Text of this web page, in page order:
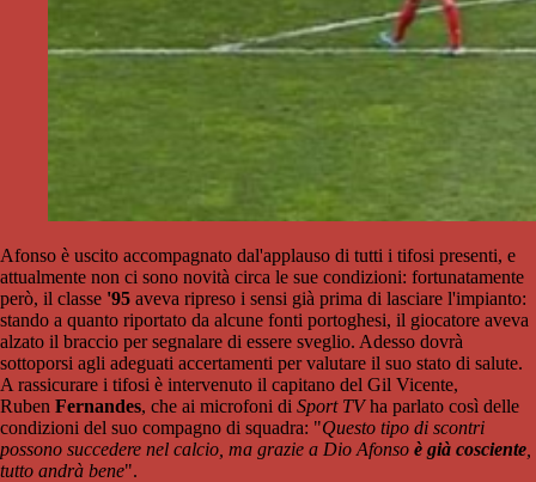
Afonso è uscito accompagnato dal'applauso di tutti i tifosi presenti, e
attualmente non ci sono novità circa le sue condizioni: fortunatamente
però, il classe '95 aveva ripreso i sensi già prima di lasciare l'impianto:
stando a quanto riportato da alcune fonti portoghesi, il giocatore aveva
alzato il braccio per segnalare di essere sveglio. Adesso dovrà
sottoporsi agli adeguati accertamenti per valutare il suo stato di salute.
A rassicurare i tifosi è intervenuto il capitano del Gil Vicente,
Ruben Fernandes, che ai microfoni di Sport TVha parlato così delle
condizioni del suo compagno di squadra: "Questo tipo di scontri
possono succedere nel calcio, ma grazie a Dio Afonso è già cosciente
tutto andrà bene".